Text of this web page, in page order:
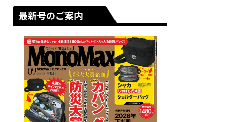
最新号のご案内